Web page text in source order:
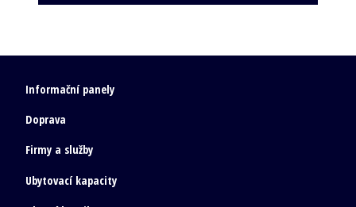
Informační panely
Doprava
Firmy a služby
Ubytovací kapacity